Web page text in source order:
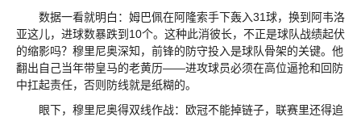
数据一看就明白：姆巴佩在阿隆索手下轰入31球，换到阿韦洛
亚这儿，进球数暴跌到10个。这种此消彼长，不正是球队战绩起伏
的缩影吗？穆里尼奥深知，前锋的防守投入是球队骨架的关键。他
翻出自己当年带皇马的老黄历——进攻球员必须在高位逼抢和回防
中扛起责任，否则防线就是纸糊的。
眼下，穆里尼奥得双线作战：欧冠不能掉链子，联赛里还得追